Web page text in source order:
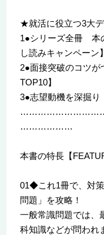
★就活に役立つ3大
1●シリーズ全冊 本
し読みキャンペーン】
2●面接突破のコツが
TOP10】
3●志望動機を深掘り
………………
本書の特長【
01◆これ1冊で、対
問題」を攻略！
一般常識問題では、
科知識などが問われ